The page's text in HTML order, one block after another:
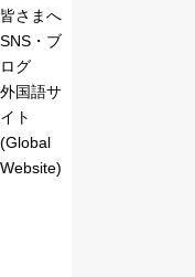
皆さまへ
SNS・ブ
ログ
外国語サ
イト
(Global
Website)